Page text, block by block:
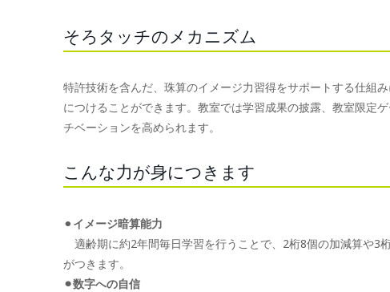
そろタッチのメカニズム
特許技術を含んだ、珠算のイメージ力習得をサポートする仕組
につけることができます。教室では学習成果の披露、教室限定
チベーションを高められます。
こんな力が身につきます
⚫︎ イメージ暗算能力
適齢期に約2年間毎日学習を行うことで、2桁8個の加減算や3
がつきます。
⚫︎数字への自信